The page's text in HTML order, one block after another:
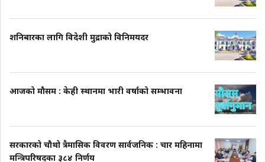
शनिबारका लागि विदेशी मुद्राको विनिमयदर
आजको मौसम : केही स्थानमा भारी वर्षाको सम्भावना
सरकारको चौथो त्रैमासिक विवरण सार्वजनिक : चार महिनामा
मन्त्रिपरिषद्का ३८४ निर्णय